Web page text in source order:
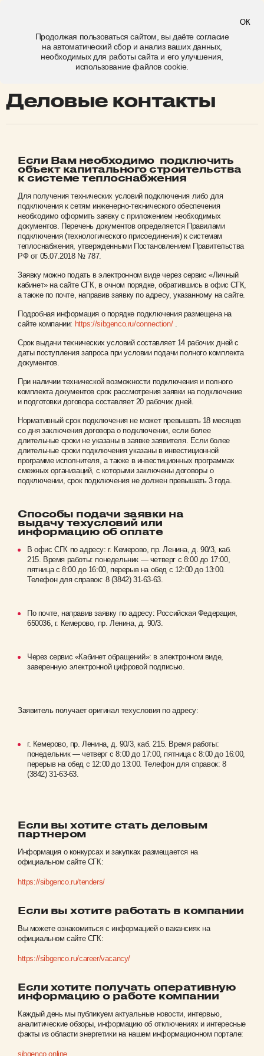
ОК
Продолжая пользоваться сайтом, вы даёте согласие
на автоматический сбор и анализ ваших данных,
необходимых для работы сайта и его улучшения,
использование файлов cookie.
деловые контакты
Деловые контакты
Если Вам необходимо подключить
объект капитального строительства
к системе теплоснабжения
Для получения технических условий подключения либо для
подключения к сетям инженерно-технического обеспечения
необходимо оформить заявку с приложением необходимых
документов. Перечень документов определяется Правилами
подключения (технологического присоединения) к системам
теплоснабжения, утвержденными Постановлением Правительства
РФ от 05.07.2018 № 787.
Заявку можно подать в электронном виде через сервис «Личный
кабинет» на сайте СГК, в очном порядке, обратившись в офис СГК,
а также по почте, направив заявку по адресу, указанному на сайте.
Подробная информация о порядке подключения размещена на
сайте компании: https://sibgenco.ru/connection/.
Срок выдачи технических условий составляет 14 рабочих дней с
даты поступления запроса при условии подачи полного комплекта
документов.
При наличии технической возможности подключения и полного
комплекта документов срок рассмотрения заявки на подключение
и подготовки договора составляет 20 рабочих дней.
Нормативный срок подключения не может превышать 18 месяцев
со дня заключения договора о подключении, если более
длительные сроки не указаны в заявке заявителя. Если более
длительные сроки подключения указаны в инвестиционной
программе исполнителя, а также в инвестиционных программах
смежных организаций, с которыми заключены договоры о
подключении, срок подключения не должен превышать 3 года.
Способы подачи заявки на
выдачу техусловий или
информацию об оплате
В офис СГК по адресу: г. Кемерово, пр. Ленина, д. 90/3, каб.
215. Время работы: понедельник — четверг с 8:00 до 17:00,
пятница с 8:00 до 16:00, перерыв на обед с 12:00 до 13:00.
Телефон для справок: 8 (3842) 31-63-63.
По почте, направив заявку по адресу: Российская Федерация,
650036, г. Кемерово, пр. Ленина, д. 90/3.
Через сервис «Кабинет обращений»: в электронном виде,
заверенную электронной цифровой подписью.
Заявитель получает оригинал техусловия по адресу:
г. Кемерово, пр. Ленина, д. 90/3, каб. 215. Время работы:
понедельник — четверг с 8:00 до 17:00, пятница с 8:00 до 16:00,
перерыв на обед с 12:00 до 13:00. Телефон для справок: 8
(3842) 31-63-63.
Если вы хотите стать деловым
партнером
Информация о конкурсах и закупках размещается на
официальном сайте СГК:
https://sibgenco.ru/tenders/
Если вы хотите работать в компании
Вы можете ознакомиться с информацией о вакансиях на
официальном сайте СГК:
https://sibgenco.ru/career/vacancy/
Если хотите получать оперативную
информацию о работе компании
Каждый день мы публикуем актуальные новости, интервью,
аналитические обзоры, информацию об отключениях и интересные
факты из области энергетики на нашем информационном портале:
sibgenco.online